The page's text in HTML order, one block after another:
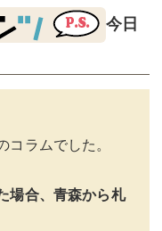
今日
ラムでした。
場合、青森から札